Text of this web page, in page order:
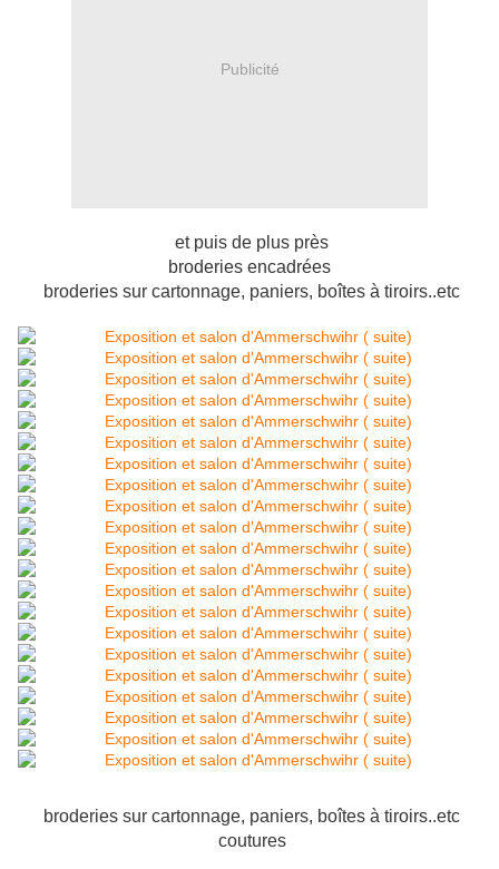
Publicité
et puis de plus près
broderies encadrées
broderies sur cartonnage, paniers, boîtes à tiroirs..etc
broderies sur cartonnage, paniers, boîtes à tiroirs..etc
coutures